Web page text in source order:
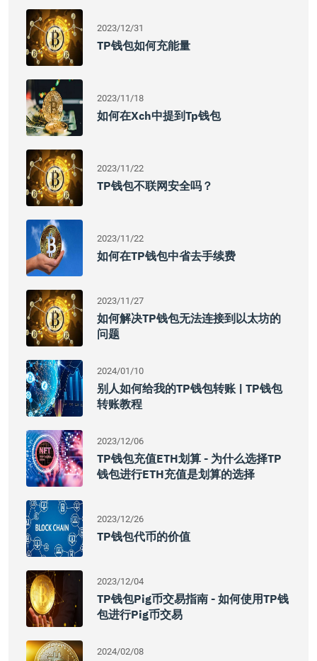
2023/12/31
TP钱包如何充能量
2023/11/18
如何在xch中提到tp钱包
2023/11/22
TP钱包不联网安全吗？
2023/11/22
如何在TP钱包中省去手续费
2023/11/27
如何解决TP钱包无法连接到以太坊的
问题
2024/01/10
别人如何给我的TP钱包转账 | TP钱包
转账教程
2023/12/06
TP钱包充值ETH划算 - 为什么选择TP
钱包进行ETH充值是划算的选择
2023/12/26
TP钱包代币的价值
2023/12/04
TP钱包Pig币交易指南 - 如何使用TP钱
包进行Pig币交易
2024/02/08